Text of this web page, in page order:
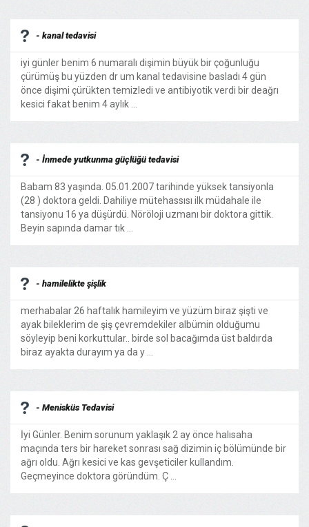
- kanal tedavisi
iyi günler benim 6 numaralı dişimin büyük bir çoğunluğu
çürümüş bu yüzden dr um kanal tedavisine basladı 4 gün
önce dişimi çürükten temizledi ve antibiyotik verdi bir deağrı
kesici fakat benim 4 aylık ...
- İnmede yutkunma güçlüğü tedavisi
Babam 83 yaşında. 05.01.2007 tarihinde yüksek tansiyonla
(28 ) doktora geldi. Dahiliye mütehassısı ilk müdahale ile
tansiyonu 16 ya düşürdü. Nöröloji uzmanı bir doktora gittik.
Beyin sapında damar tık ...
- hamilelikte şişlik
merhabalar 26 haftalık hamileyim ve yüzüm biraz şişti ve
ayak bileklerim de şiş çevremdekiler albümin olduğumu
söyleyip beni korkuttular.. birde sol bacağımda üst baldırda
biraz ayakta durayım ya da y ...
- Menisküs Tedavisi
İyi Günler. Benim sorunum yaklaşık 2 ay önce halısaha
maçında ters bir hareket sonrası sağ dizimin iç bölümünde bir
ağrı oldu. Ağrı kesici ve kas gevşeticiler kullandım.
Geçmeyince doktora göründüm. Ç ...